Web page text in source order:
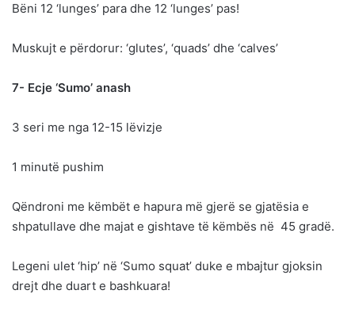
Bëni 12 ‘lunges’ para dhe 12 ‘lunges’ pas!
Muskujt e përdorur: ‘glutes’, ‘quads’ dhe ‘calves’
7- Ecje ‘Sumo’ anash
3 seri me nga 12-15 lëvizje
1 minutë pushim
Qëndroni me këmbët e hapura më gjerë se gjatësia e
shpatullave dhe majat e gishtave të këmbës në 45 gradë.
Legeni ulet ‘hip’ në ‘Sumo squat’ duke e mbajtur gjoksin
drejt dhe duart e bashkuara!